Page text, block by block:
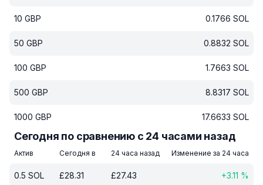
10 GBP 0.1766 SOL
50 GBP 0.8832 SOL
100 GBP 1.7663 SOL
500 GBP 8.8317 SOL
1000 GBP 17.6633 SOL
Сегодня по сравнению с 24 часами назад
Актив Сегодня в 24 часа назад Изменение за 24 часа
0.5 SOL £28.31 £27.43 +3.11 %